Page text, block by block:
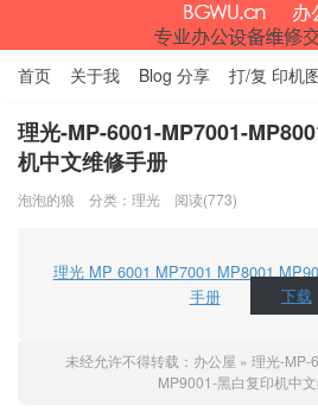
办公屋
首页 关于我 Blog 分享 打/复 印机
外资维修手册 伊萨网址大全 办公设
理光-MP-6001-MP7001-
机中文维修手册
泡泡的狼 分类： 理光 阅读(773)
理光 MP 6001 MP7001 MP8001
手册
下载
未经允许不得转载： 办公屋 » 理光-MP-
MP9001-黑白复印机中